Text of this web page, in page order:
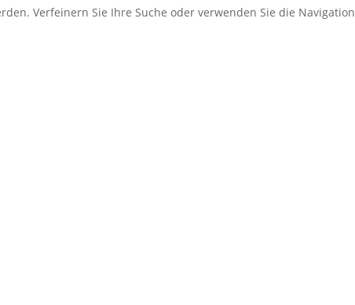
Verfeinern Sie Ihre Suche oder verwenden Sie die Navigation